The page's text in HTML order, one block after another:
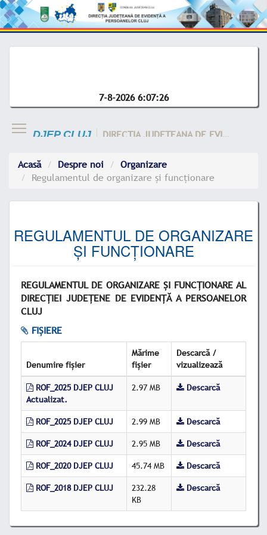
7-8-2026 6:07:26
DJEP CLUJ DIRECTIA JUDETEANA DE EVIDENTA A CLUJ
Acasă Despre noi
Organizare
Regulamentul de organizare și funcționare
REGULAMENTUL DE ORGANIZARE
ȘI FUNCȚIONARE
REGULAMENTUL DE ORGANIZARE ŞI FUNCŢIONARE AL
DIRECŢIEI JUDEŢENE DE EVIDENŢĂ A PERSOANELOR
CLUJ
FIȘIERE
Denumire fișier
Mărime
fișier
Descarcă /
vizualizează
ROF_2025 DJEP CLUJ
Actualizat.
2.97 MB Descarcă
ROF_2025 DJEP CLUJ 2.99 MB Descarcă
ROF_2024 DJEP CLUJ 2.95 MB Descarcă
ROF_2020 DJEP CLUJ 45.74 MB Descarcă
ROF_2018 DJEP CLUJ
232.28
KB
Descarcă